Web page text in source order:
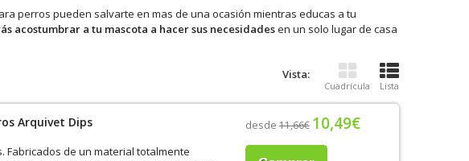
perros pueden salvarte en mas de una ocasión mientras educas a tu
acostumbrar a tu mascota a hacer sus necesidadesen un solo lugar de casa
Vista:
Cuadrícula Lista
Arquivet Dips
Fabricados de un material totalmente
desde 11,66€ 10,49€